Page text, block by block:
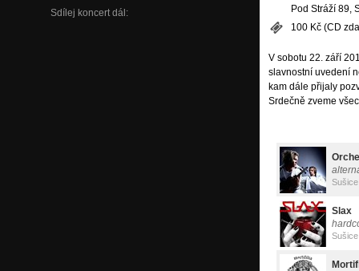
Sdílej koncert dál:
Pod Stráží 89,
100 Kč (CD
V sobotu 22. září
slavnostní uvedení
kam dále přijaly
Srdečně zveme
Sušice
Slax
Sušice